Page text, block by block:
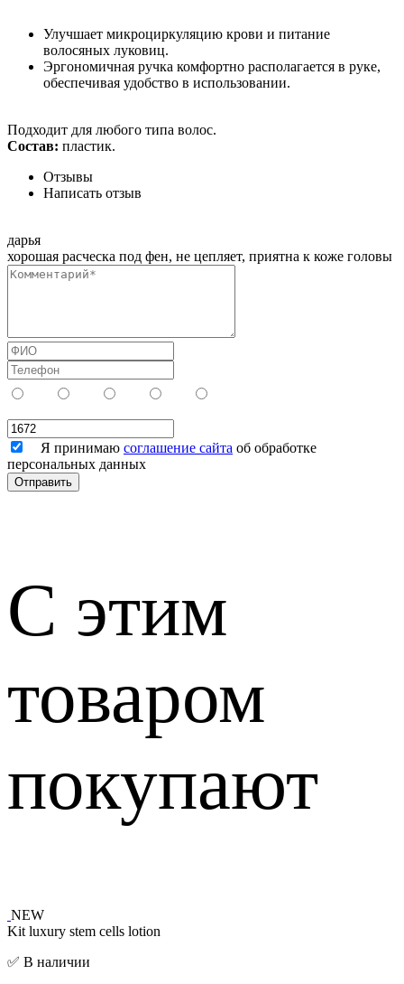
Улучшает микроциркуляцию крови и питание
волосяных луковиц.
Эргономичная ручка комфортно располагается в руке,
обеспечивая удобство в использовании.
Подходит для любого типа волос.
Состав: пластик.
Отзывы
Написать отзыв
дарья
хорошая расческа под фен, не цепляет, приятна к коже головы
Я принимаю соглашение сайта об обработке
персональных данных
С этим
товаром
покупают
NEW
Kit luxury stem cells lotion
✅ В наличии